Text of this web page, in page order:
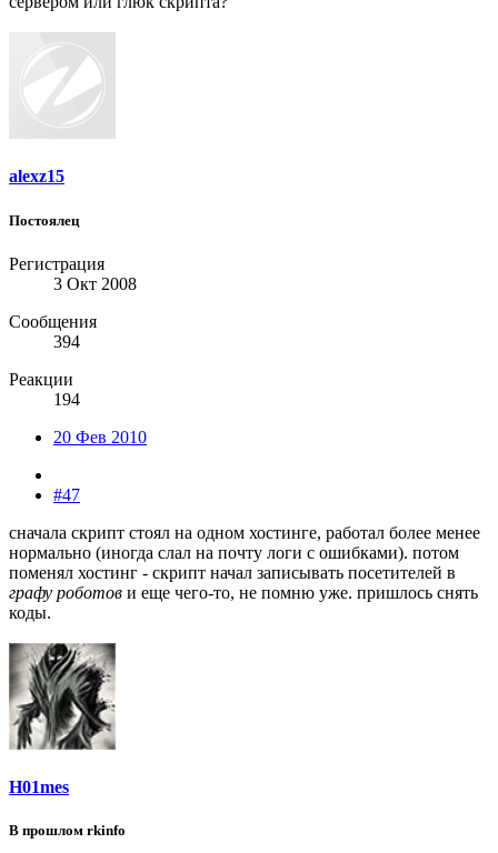
alexz15
Постоялец
Регистрация
3 Окт 2008
Сообщения
394
Реакции
194
20 Фев 2010
#47
сначала скрипт стоял на одном хостинге, работал более менее
нормально (иногда слал на почту логи с ошибками). потом
поменял хостинг - скрипт начал записывать посетителей в
графу роботов и еще чего-то, не помню уже. пришлось снять
коды.
H01mes
В прошлом rkinfo